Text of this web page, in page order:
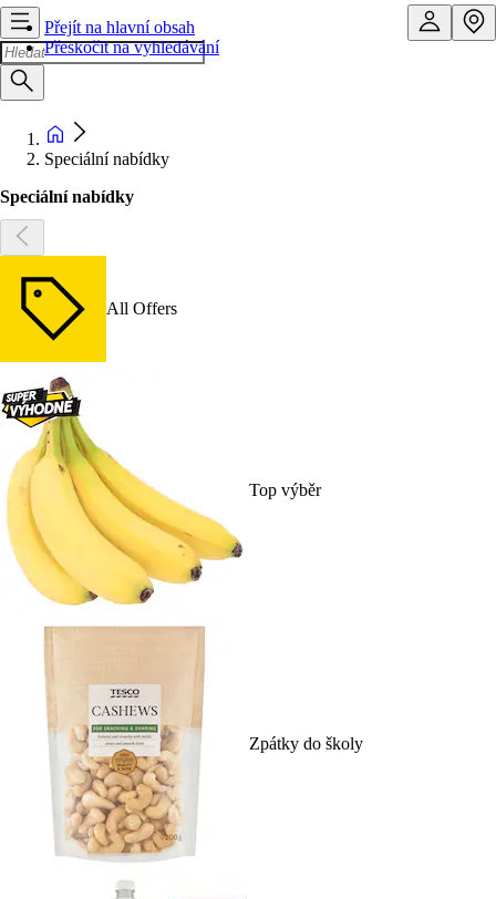
Přejít na hlavní obsah
Přeskočit na vyhledávání
Speciální nabídky
Speciální nabídky
All Offers
Top výběr
Zpátky do školy